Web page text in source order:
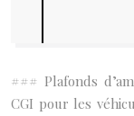
### Plafonds
CGI pour les